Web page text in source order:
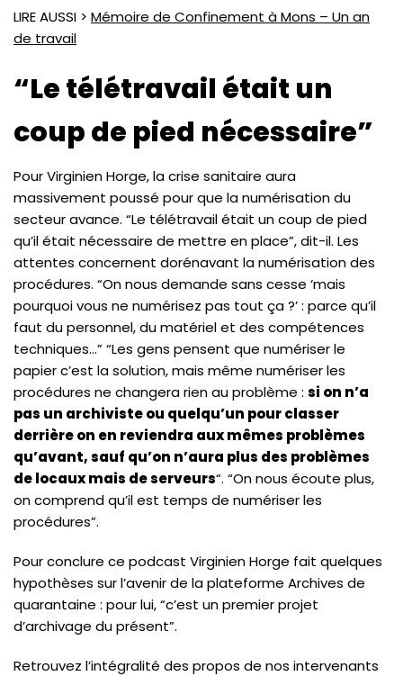
LIRE AUSSI > Mémoire de Confinement à Mons – Un an
de travail
“Le télétravail était un
coup de pied nécessaire”
Pour Virginien Horge, la crise sanitaire aura
massivement poussé pour que la numérisation du
secteur avance. “Le télétravail était un coup de pied
qu’il était nécessaire de mettre en place”, dit-il. Les
attentes concernent dorénavant la numérisation des
procédures. “On nous demande sans cesse ‘mais
pourquoi vous ne numérisez pas tout ça ?’ : parce qu’il
faut du personnel, du matériel et des compétences
techniques…” “Les gens pensent que numériser le
papier c’est la solution, mais même numériser les
procédures ne changera rien au problème : si on n’a
pas un archiviste ou quelqu’un pour classer
derrière on en reviendra aux mêmes problèmes
qu’avant, sauf qu’on n’aura plus des problèmes
de locaux mais de serveurs“. “On nous écoute plus,
on comprend qu’il est temps de numériser les
procédures”.
Pour conclure ce podcast Virginien Horge fait quelques
hypothèses sur l’avenir de la plateforme Archives de
quarantaine : pour lui, “c’est un premier projet
d’archivage du présent”.
Retrouvez l’intégralité des propos de nos intervenants